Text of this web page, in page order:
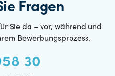
Fragen
Sie da – vor, während und
Bewerbungsprozess.
30